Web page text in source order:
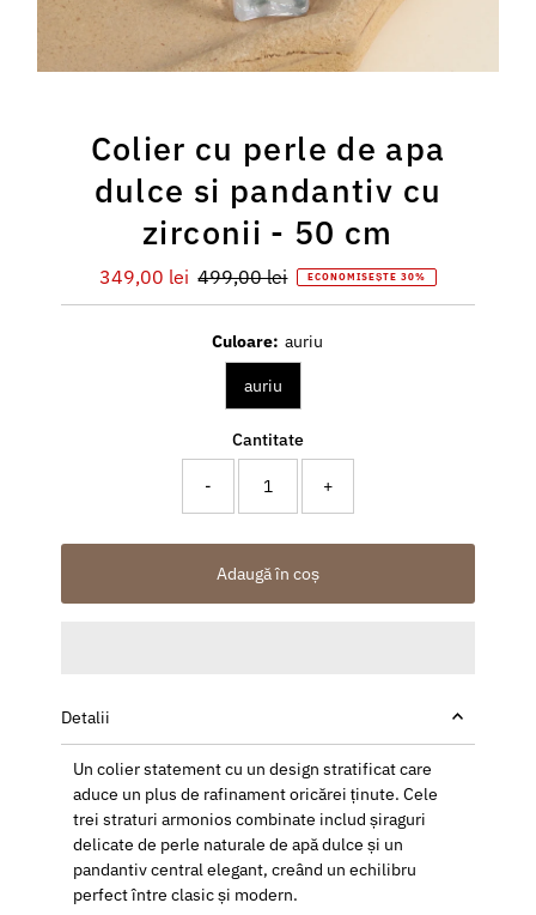
Colier cu perle de apa
dulce si pandantiv cu
zirconii - 50 cm
Preț
redus
349,00 lei Preț
întreg
499,00 lei ECONOMISEȘTE 30%
Culoare: auriu
auriu
Cantitate
- +
Adaugă în coș
Detalii
Un colier statement cu un design stratificat care
aduce un plus de rafinament oricărei ținute. Cele
trei straturi armonios combinate includ șiraguri
delicate de perle naturale de apă dulce și un
pandantiv central elegant, creând un echilibru
perfect între clasic și modern.